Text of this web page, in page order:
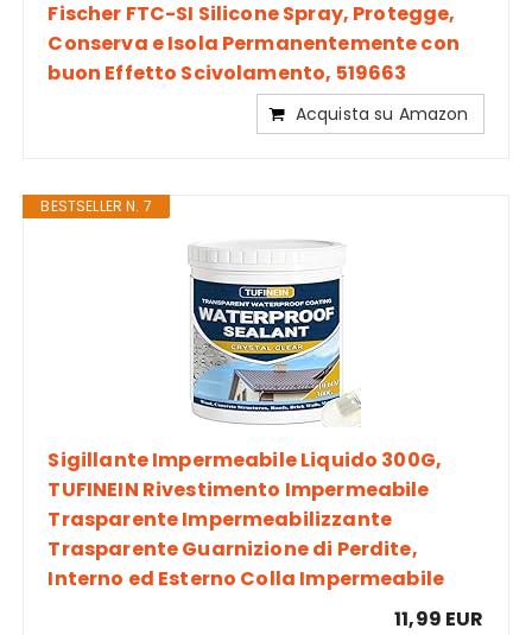
Fischer FTC-SI Silicone Spray, Protegge,
Conserva e Isola Permanentemente con
buon Effetto Scivolamento, 519663
Acquista su Amazon
BESTSELLER N. 7
Sigillante Impermeabile Liquido 300G,
TUFINEIN Rivestimento Impermeabile
Trasparente Impermeabilizzante
Trasparente Guarnizione di Perdite,
Interno ed Esterno Colla Impermeabile
11,99 EUR